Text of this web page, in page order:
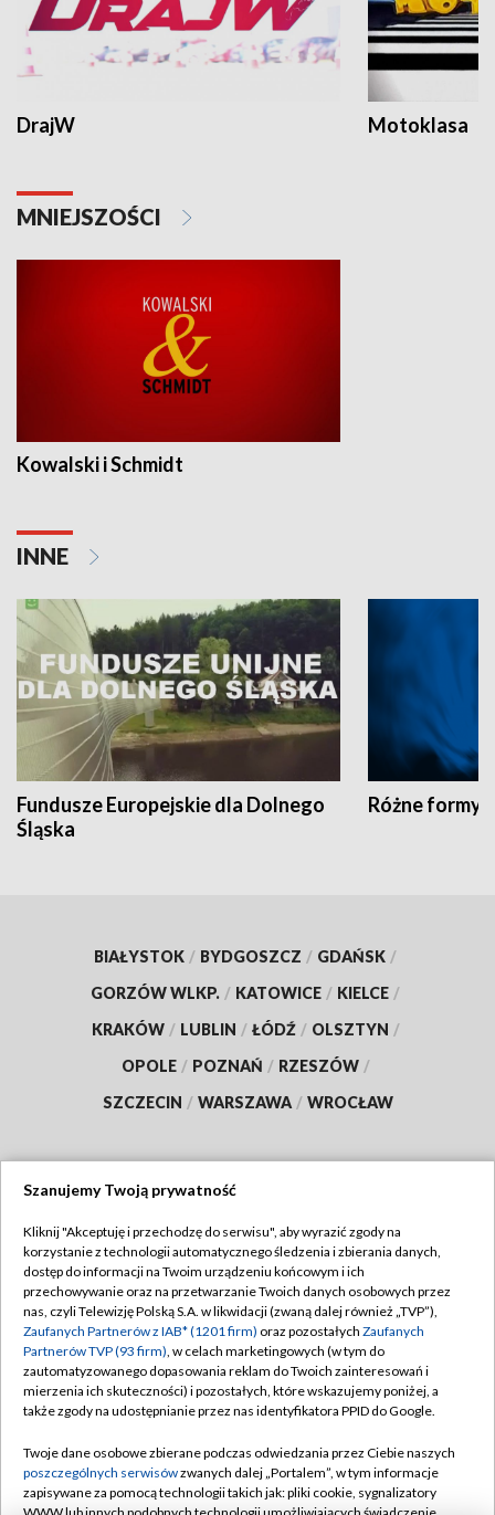
DrajW Motoklasa
MNIEJSZOŚCI
Kowalski i Schmidt
INNE
Fundusze Europejskie dla Dolnego
Śląska
Różne formy
BIAŁYSTOK / BYDGOSZCZ / GDAŃSK /
GORZÓW WLKP. / KATOWICE / KIELCE /
KRAKÓW / LUBLIN / ŁÓDŹ / OLSZTYN /
OPOLE / POZNAŃ / RZESZÓW /
SZCZECIN / WARSZAWA / WROCŁAW
TVP
Abonament TVP
Emisja w TVP
Centrum informacji TVP
Naziemna Telewizja Cyfrowa
Rada Programowa
System NOS
Regulamin TVP
Polityka prywatności
Moje zgody
Pomoc
Kontakt
Szanujemy Twoją prywatność
Kliknij "Akceptuję i przechodzę do serwisu", aby wyrazić zgody na
korzystanie z technologii automatycznego śledzenia i zbierania danych,
dostęp do informacji na Twoim urządzeniu końcowym i ich
przechowywanie oraz na przetwarzanie Twoich danych osobowych przez
nas, czyli Telewizję Polską S.A. w likwidacji (zwaną dalej również „TVP”),
Zaufanych Partnerów z IAB* (1201 firm) oraz pozostałych Zaufanych
Partnerów TVP (93 firm), w celach marketingowych (w tym do
zautomatyzowanego dopasowania reklam do Twoich zainteresowań i
mierzenia ich skuteczności) i pozostałych, które wskazujemy poniżej, a
także zgody na udostępnianie przez nas identyfikatora PPID do Google.
Twoje dane osobowe zbierane podczas odwiedzania przez Ciebie naszych
poszczególnych serwisówzwanych dalej „Portalem”, w tym informacje
zapisywane za pomocą technologii takich jak: pliki cookie, sygnalizatory